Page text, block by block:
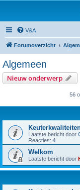
V&A
Forumoverzicht
Algemeen
Nieuw onderwerp
56
Laatste bericht door
Reacties: 4
Welkom
Laatste bericht door